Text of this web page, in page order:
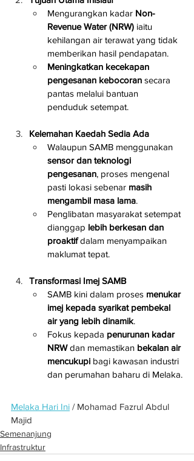
Mengurangkan kadar Non-
Revenue Water (NRW) iaitu
kehilangan air terawat yang tidak
memberikan hasil pendapatan.
Meningkatkan kecekapan
pengesanan kebocoran secara
pantas melalui bantuan
penduduk setempat.
Kelemahan Kaedah Sedia Ada
Walaupun SAMB menggunakan
sensor dan teknologi
pengesanan, proses mengenal
pasti lokasi sebenar masih
mengambil masa lama.
Penglibatan masyarakat setempat
dianggap lebih berkesan dan
proaktif dalam menyampaikan
maklumat tepat.
Transformasi Imej SAMB
SAMB kini dalam proses menukar
imej kepada syarikat pembekal
air yang lebih dinamik.
Fokus kepada penurunan kadar
NRW dan memastikan bekalan air
mencukupi bagi kawasan industri
dan perumahan baharu di Melaka.
Melaka Hari Ini / Mohamad Fazrul Abdul
Majid
Semenanjung
Infrastruktur